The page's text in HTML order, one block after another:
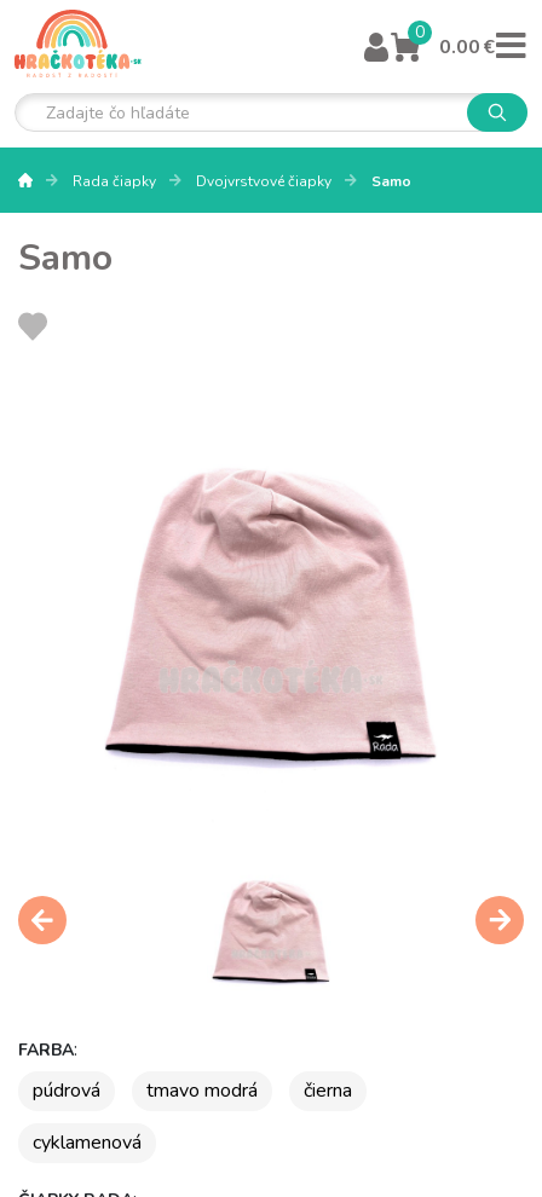
0
0.00 €
Rada čiapky Dvojvrstvové čiapky Samo
Samo
FARBA:
púdrová
tmavo modrá
čierna
cyklamenová